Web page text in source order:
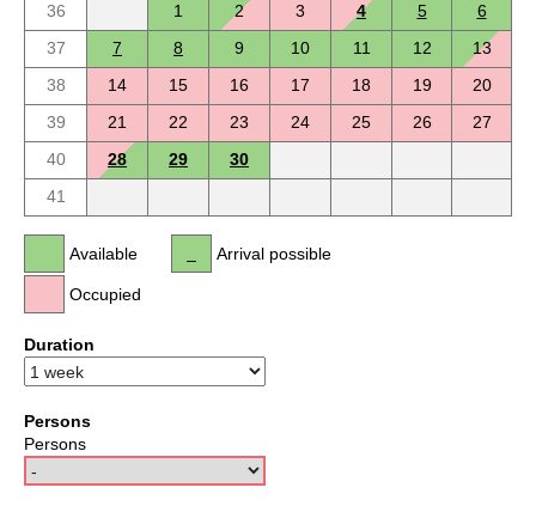
36
1 2 3 4 5
6
37
7 8 9 10 11 12
13
38
14 15 16 17 18 19
20
39
21 22 23 24 25 26
27
40
28 29
30
41
Available
Occupied
Arrival possible
Duration
Persons
Persons